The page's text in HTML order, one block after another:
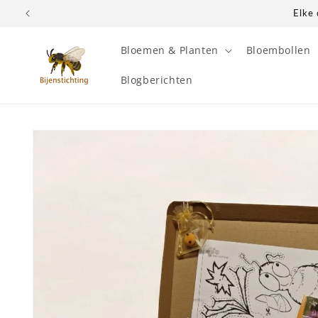
naar de
Elke
Bloemen & Planten Bloembollen
Blogberichten